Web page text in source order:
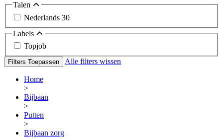
Talen
Nederlands 30
Labels
Topjob
Filters Toepassen Alle filters wissen
Home
>
Bijbaan
>
Putten
>
Bijbaan zorg